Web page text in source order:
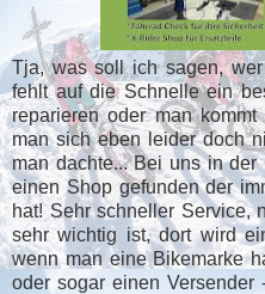
Tja, was soll ich sagen,
fehlt auf die Schnelle ein
reparieren oder man
man sich eben leider doch
man dachte... Bei uns in
einen Shop gefunden der
hat! Sehr schneller Service,
sehr wichtig ist, dort wird
wenn man eine Bikemarke
oder sogar einen